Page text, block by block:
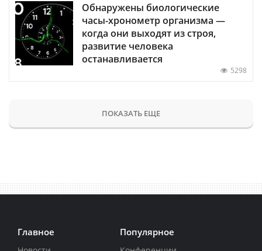
Обнаружены биологические
часы-хронометр организма —
когда они выходят из строя,
развитие человека
останавливается
5298
ПОКАЗАТЬ ЕЩЕ
Главное Популярное